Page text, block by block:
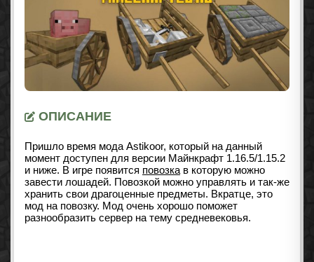
ОПИСАНИЕ
Пришло время мода Astikoor, который на данный
момент доступен для версии Майнкрафт 1.16.5/1.15.2
и ниже. В игре появится повозка в которую можно
завести лошадей. Повозкой можно управлять и так-же
хранить свои драгоценные предметы. Вкратце, это
мод на повозку. Мод очень хорошо поможет
разнообразить сервер на тему средневековья.